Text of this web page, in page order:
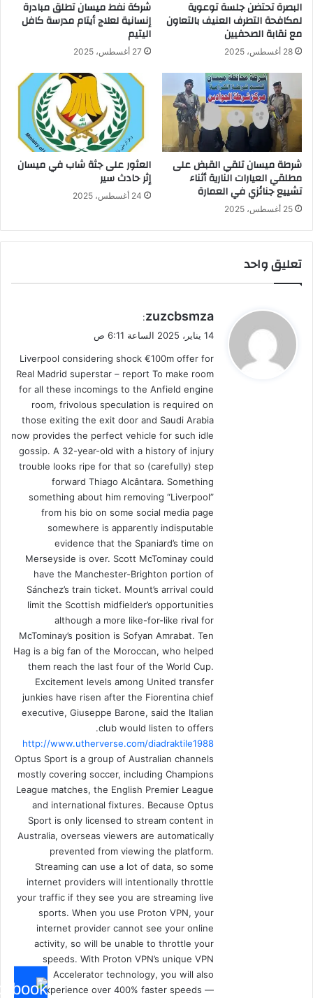
البصرة تحتضن جلسة توعوية
لمكافحة التطرف العنيف بالتعاون
مع نقابة الصحفيين
28 أغسطس، 2025
شركة نفط ميسان تطلق مبادرة
إنسانية لعلاج أيتام مدرسة كافل
اليتيم
27 أغسطس، 2025
شرطة ميسان تلقي القبض على
مطلقي العيارات النارية أثناء
تشييع جنائزي في العمارة
25 أغسطس، 2025
العثور على جثة شاب في ميسان
إثر حادث سير
24 أغسطس، 2025
تعليق واحد
ي
ق
ل
zuzcbsmza
:
14 يناير، 2025 الساعة 6:11 ص
Liverpool considering shock €100m offer for
Real Madrid superstar – report To make room
for all these incomings to the Anfield engine
room, frivolous speculation is required on
those exiting the exit door and Saudi Arabia
now provides the perfect vehicle for such idle
gossip. A 32-year-old with a history of injury
trouble looks ripe for that so (carefully) step
forward Thiago Alcântara. Something
something about him removing “Liverpool”
from his bio on some social media page
somewhere is apparently indisputable
evidence that the Spaniard’s time on
Merseyside is over. Scott McTominay could
have the Manchester-Brighton portion of
Sánchez’s train ticket. Mount’s arrival could
limit the Scottish midfielder’s opportunities
although a more like-for-like rival for
McTominay’s position is Sofyan Amrabat. Ten
Hag is a big fan of the Moroccan, who helped
them reach the last four of the World Cup.
Excitement levels among United transfer
junkies have risen after the Fiorentina chief
executive, Giuseppe Barone, said the Italian
club would listen to offers.
http://www.utherverse.com/diadraktile1988
Optus Sport is a group of Australian channels
mostly covering soccer, including Champions
League matches, the English Premier League
and international fixtures. Because Optus
Sport is only licensed to stream content in
Australia, overseas viewers are automatically
prevented from viewing the platform.
Streaming can use a lot of data, so some
internet providers will intentionally throttle
your traffic if they see you are streaming live
sports. When you use Proton VPN, your
internet provider cannot see your online
activity, so will be unable to throttle your
speeds. With Proton VPN’s unique VPN
Accelerator technology, you will also
experience over 400% faster speeds —